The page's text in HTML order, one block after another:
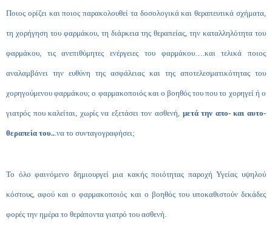
Ποιος ορίζει και ποιος παρακολουθεί τα δoσολογικά και θεραπευτικά σχήματα,
τη χορήγηση του φαρμάκου, τη διάρκεια της θεραπείας, την καταλληλότητα του
φαρμάκου, τις ανεπιθύμητες ενέργειες του φαρμάκου….και τελικά ποιος
αναλαμβάνει την ευθύνη της ασφάλειας και της αποτελεσματικότητας του
χορηγούμενου φαρμάκου; ο φαρμακοποιός και ο βοηθός του που το χορηγεί ή ο
γιατρός που καλείται, χωρίς να εξετάσει τον ασθενή, μετά την απο- και αυτο-
θεραπεία του...να το συνταγογραφήσει;
Το όλο φαινόμενο δημιουργεί μια κακής ποιότητας παροχή Υγείας υψηλού
κόστους, αφού και ο φαρμακοποιός και ο βοηθός του υποκαθιστούν δεκάδες
φορές την ημέρα το θεράποντα γιατρό του ασθενή.